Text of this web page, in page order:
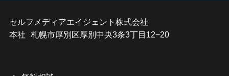
セルフメディアエイジェント株式会社
本社 札幌市厚別区厚別中央3条3丁目12−20